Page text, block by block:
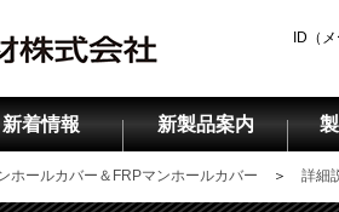
ID（
新着情報 新製品案内
ホールカバー＆FRPマンホールカバー ＞ 詳細